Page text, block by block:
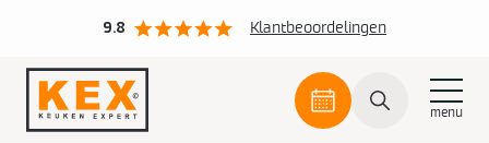
9.8 Klantbeoordelingen
Plan
een
afspraak